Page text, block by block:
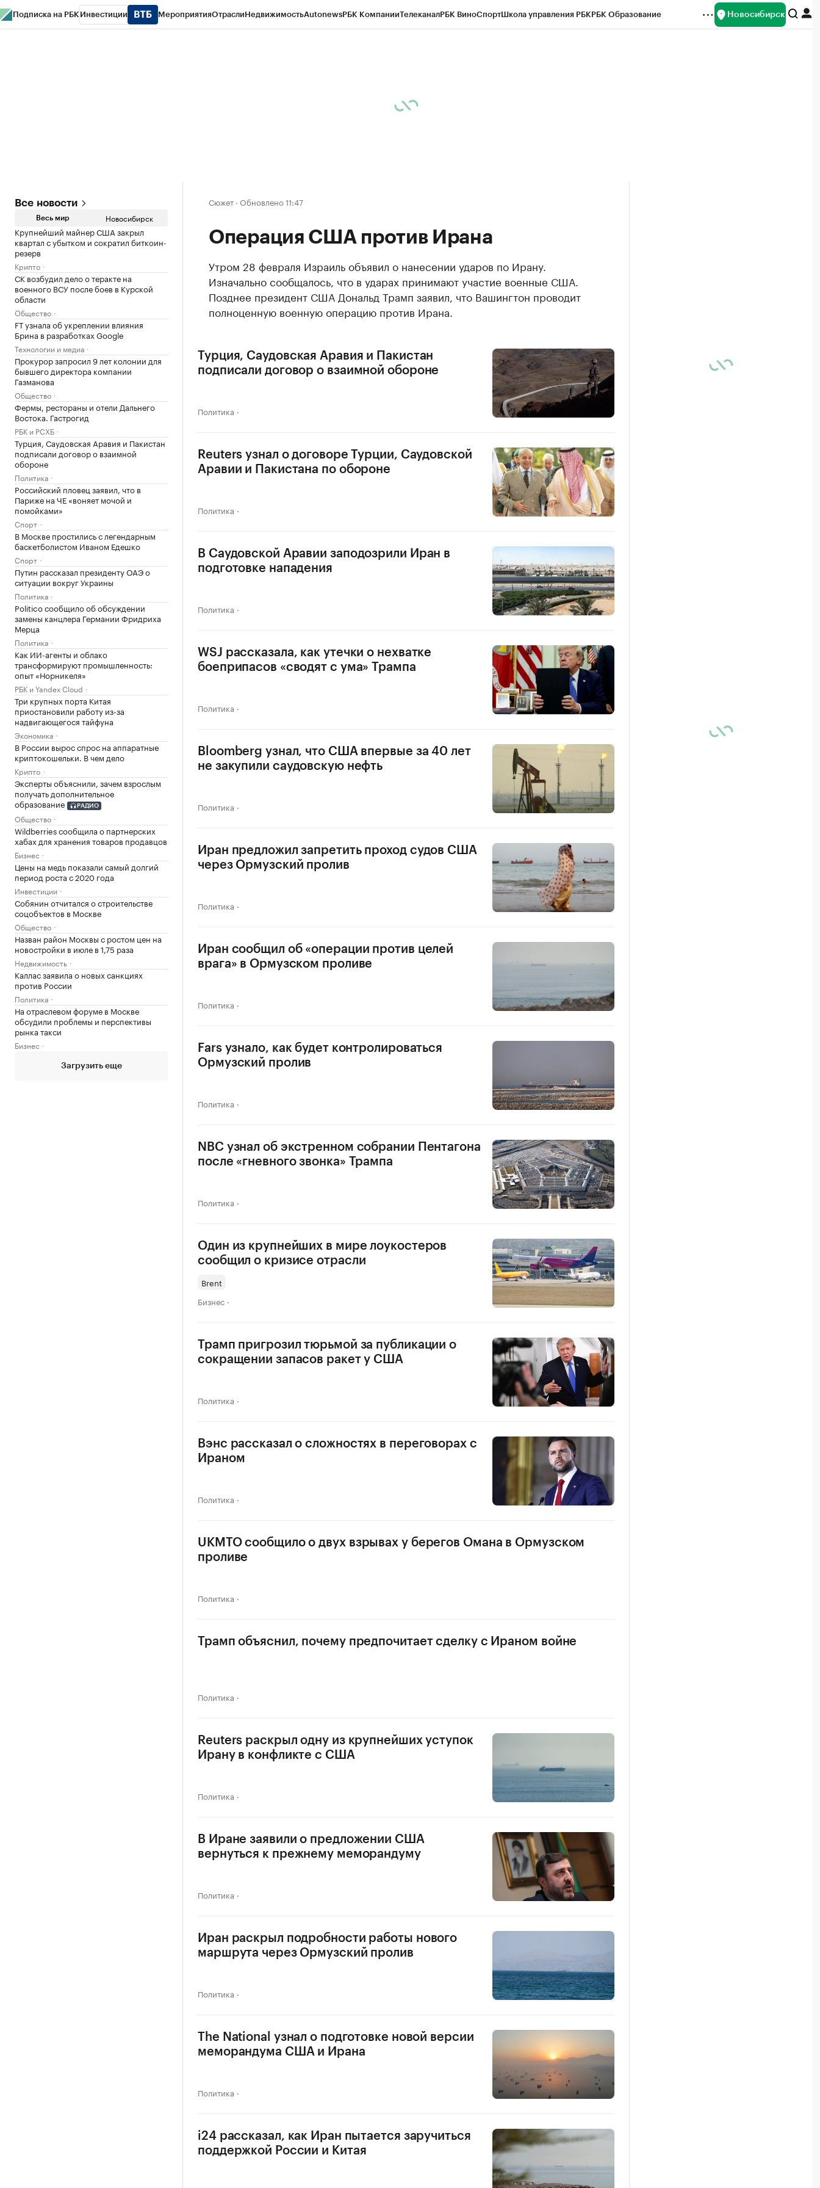
Подписка на РБК Инвестиции МероприятияОтраслиНедвижимостьAutonewsРБК КомпанииТелеканалРБК ВиноСпортШкола управления РБКРБК Образование Новосибирск
Все новости
Весь мир Новосибирск
Крупнейший майнер США закрыл
квартал с убытком и сократил биткоин-
резерв
Крипто
СК возбудил дело о теракте на
военного ВСУ после боев в Курской
области
Общество
FT узнала об укреплении влияния
Брина в разработках Google
Технологии и медиа
Прокурор запросил 9 лет колонии для
бывшего директора компании
Газманова
Общество
Фермы, рестораны и отели Дальнего
Востока. Гастрогид
РБК и РСХБ
Турция, Саудовская Аравия и Пакистан
подписали договор о взаимной
обороне
Политика
Российский пловец заявил, что в
Париже на ЧЕ «воняет мочой и
помойками»
Спорт
В Москве простились с легендарным
баскетболистом Иваном Едешко
Спорт
Путин рассказал президенту ОАЭ о
ситуации вокруг Украины
Политика
Politico сообщило об обсуждении
замены канцлера Германии Фридриха
Мерца
Политика
Как ИИ-агенты и облако
трансформируют промышленность:
опыт «Норникеля»
РБК и Yandex Cloud
Три крупных порта Китая
приостановили работу из-за
надвигающегося тайфуна
Экономика
В России вырос спрос на аппаратные
криптокошельки. В чем дело
Крипто
Эксперты объяснили, зачем взрослым
получать дополнительное
образование
РАДИО
Общество
Wildberries сообщила о партнерских
хабах для хранения товаров продавцов
Бизнес
Цены на медь показали самый долгий
период роста с 2020 года
Инвестиции
Собянин отчитался о строительстве
соцобъектов в Москве
Общество
Назван район Москвы с ростом цен на
новостройки в июле в 1,75 раза
Недвижимость
Каллас заявила о новых санкциях
против России
Политика
На отраслевом форуме в Москве
обсудили проблемы и перспективы
рынка такси
Бизнес
Загрузить еще
Сюжет · Обновлено 11:47
Операция США против Ирана
Утром 28 февраля Израиль объявил о нанесении ударов по Ирану.
Изначально сообщалось, что в ударах принимают участие военные США.
Позднее президент США Дональд Трамп заявил, что Вашингтон проводит
полноценную военную операцию против Ирана.
Турция, Саудовская Аравия и Пакистан
подписали договор о взаимной обороне
Политика
Reuters узнал о договоре Турции, Саудовской
Аравии и Пакистана по обороне
Политика
В Саудовской Аравии заподозрили Иран в
подготовке нападения
Политика
WSJ рассказала, как утечки о нехватке
боеприпасов «сводят с ума» Трампа
Политика
Bloomberg узнал, что США впервые за 40 лет
не закупили саудовскую нефть
Политика
Иран предложил запретить проход судов США
через Ормузский пролив
Политика
Иран сообщил об «операции против целей
врага» в Ормузском проливе
Политика
Fars узнало, как будет контролироваться
Ормузский пролив
Политика
NBC узнал об экстренном собрании Пентагона
после «гневного звонка» Трампа
Политика
Один из крупнейших в мире лоукостеров
сообщил о кризисе отрасли
Brent
Бизнес
Трамп пригрозил тюрьмой за публикации о
сокращении запасов ракет у США
Политика
Вэнс рассказал о сложностях в переговорах с
Ираном
Политика
UKMTO сообщило о двух взрывах у берегов Омана в Ормузском
проливе
Политика
Трамп объяснил, почему предпочитает сделку с Ираном войне
Политика
Reuters раскрыл одну из крупнейших уступок
Ирану в конфликте с США
Политика
В Иране заявили о предложении США
вернуться к прежнему меморандуму
Политика
Иран раскрыл подробности работы нового
маршрута через Ормузский пролив
Политика
The National узнал о подготовке новой версии
меморандума США и Ирана
Политика
i24 рассказал, как Иран пытается заручиться
поддержкой России и Китая